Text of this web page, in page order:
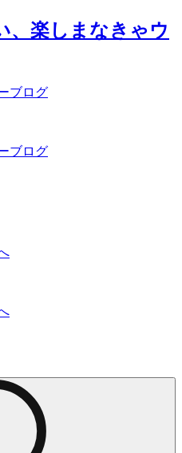
、楽しまなきゃウ
ブログ
ブログ